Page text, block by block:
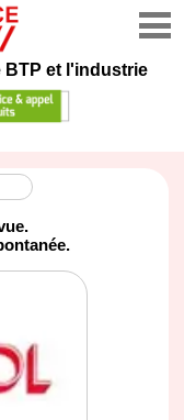
BTP et l'industrie